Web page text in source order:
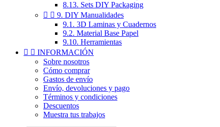
8.13. Sets DIY Packaging
  9. DIY Manualidades
9.1. 3D Laminas y Cuadernos
9.2. Material Base Papel
9.10. Herramientas
  INFORMACIÓN
Sobre nosotros
Cómo comprar
Gastos de envío
Envío, devoluciones y pago
Términos y condiciones
Descuentos
Muestra tus trabajos